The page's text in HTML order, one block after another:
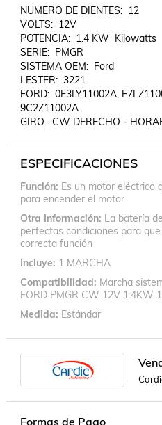
NUMERO DE DIENTES:  12
VOLTS:  12V
POTENCIA:  1.4 KW  Kilowatts
SERIE:  PMGR
SISTEMA OEM:  Ford
LESTER:  3221
FORD:  0F3LY11002A,
9C2Z11002A
GIRO:  CW DERECHO -
ESPECIFICACIONES
Función Es un motor eléctrico
para encender el motor.
Otra Información La batería
perfectas condiciones para
correcta función
Incluye
1 MARCHA
Compatibilidad Marcha
FORD PMGR CW 12V 1.4KW
Medida Estándar
Formas de Pago